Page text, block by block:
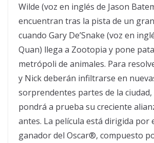
Wilde (voz en inglés de Jason
encuentran tras la pista de un
cuando Gary De’Snake (voz en
Quan) llega a Zootopia y pone
metrópoli de animales. Para
y Nick deberán infiltrarse en
sorprendentes partes de la ciudad,
pondrá a prueba su creciente
antes. La película está dirigida por
ganador del Oscar®, compuesto